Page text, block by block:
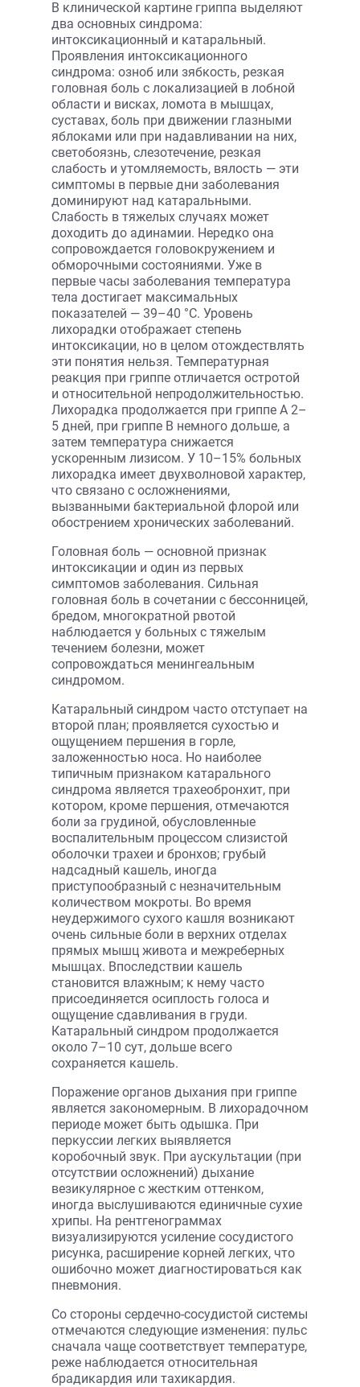
В клинической картине гриппа выделяют
два основных синдрома:
интоксикационный и катаральный.
Проявления интоксикационного
синдрома: озноб или зябкость, резкая
головная боль с локализацией в лобной
области и висках, ломота в мышцах,
суставах, боль при движении глазными
яблоками или при надавливании на них,
светобоязнь, слезотечение, резкая
слабость и утомляемость, вялость — эти
симптомы в первые дни заболевания
доминируют над катаральными.
Слабость в тяжелых случаях может
доходить до адинамии. Нередко она
сопровождается голово­кружением и
обморочными состояниями. Уже в
первые часы заболевания температура
тела достигает максимальных
показателей — 39–40 °С. Уровень
лихорадки отображает степень
интоксикации, но в целом отождествлять
эти понятия нельзя. Температурная
реакция при гриппе отличается остротой
и относительной непродолжительностью.
Лихорадка продолжается при гриппе А 2–
5 дней, при гриппе В немного дольше, а
затем температура снижается
ускоренным лизисом. У 10–15% больных
лихорадка имеет двухволновой характер,
что связано с осложнениями,
вызванными бактериальной флорой или
обострением хронических заболеваний.
Головная боль — основной признак
интоксикации и один из первых
симптомов заболевания. Сильная
головная боль в сочетании с бессонницей,
бредом, многократной рвотой
наблюдается у больных с тяжелым
течением болезни, может
сопровождаться менингеальным
синдромом.
Катаральный синдром часто отступает на
второй план; проявляется сухостью и
ощущением першения в горле,
заложенностью носа. Но наиболее
типичным признаком катарального
синдрома является трахеобронхит, при
котором, кроме першения, отмечаются
боли за грудиной, обусловленные
воспалительным процессом слизистой
оболочки трахеи и бронхов; грубый
надсадный кашель, иногда
приступообразный с незначительным
количеством мокроты. Во время
неудержимого сухого кашля возникают
очень сильные боли в верхних отделах
прямых мышц живота и межреберных
мышцах. Впоследствии кашель
становится влажным; к нему часто
присоединяется осиплость голоса и
ощущение сдавливания в груди.
Катаральный синдром продолжается
около 7–10 сут, дольше всего
сохраняется кашель.
Поражение органов дыхания при гриппе
является закономерным. В лихорадочном
периоде может быть одышка. При
перкуссии легких выявляется
коробочный звук. При аускультации (при
отсутствии осложнений) дыхание
везикулярное с жестким оттенком,
иногда выслушиваются единичные сухие
хрипы. На рентгенограммах
визуализируются усиление сосудистого
рисунка, расширение корней легких, что
ошибочно может диагностироваться как
пневмония.
Со стороны сердечно-сосудистой системы
отмечаются следующие изменения: пульс
сначала чаще соответствует температуре,
реже наблюдается относительная
брадикардия или тахикардия.